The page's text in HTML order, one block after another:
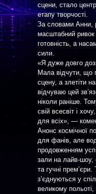
сцени, стало
етапу творчості.
За словами Анни,
масштабний
готовність, а
сили.
«Я дуже довго
Мала відчути, що
сцену, а злетіти
відчуваю цей
ніколи раніше.
свій всесвіт і
для всіх», —
Анонс космічної
для фанів, але
продовженням
зали на лайв-шоу,
та гучні
з’єднуються у
великому